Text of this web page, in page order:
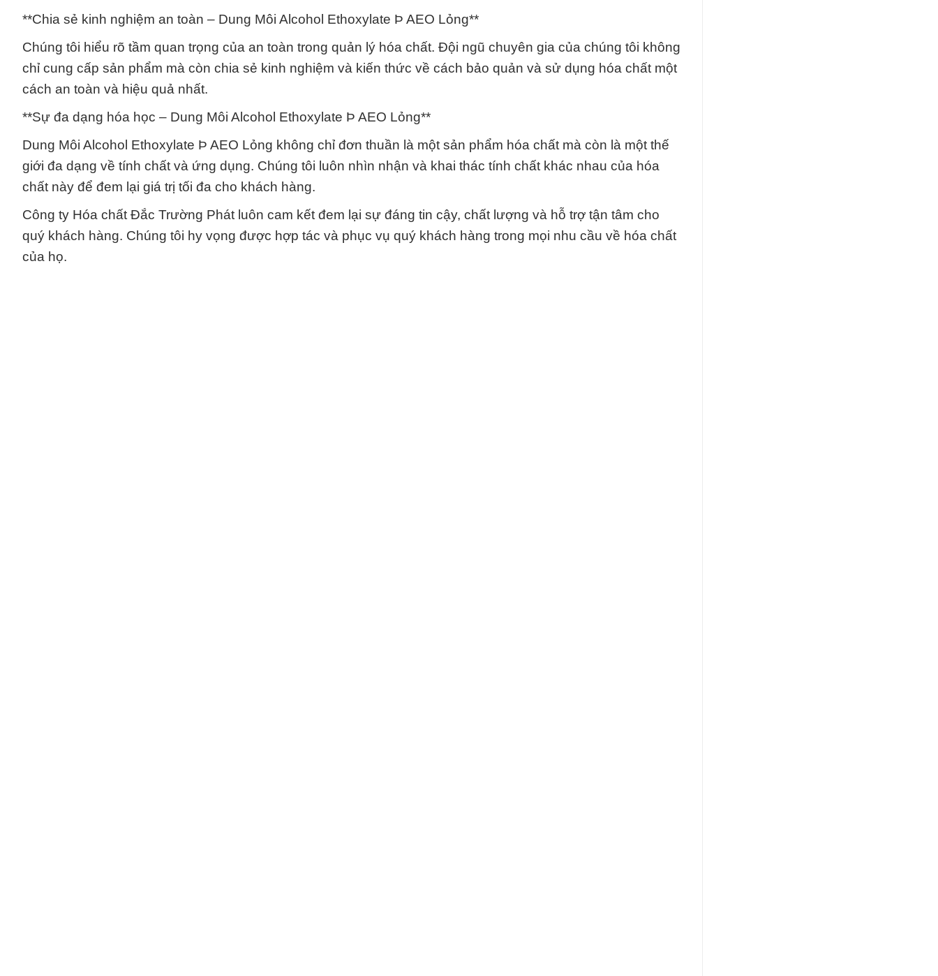
**Chia sẻ kinh nghiệm an toàn – Dung Môi Alcohol Ethoxylate Þ AEO Lỏng**
Chúng tôi hiểu rõ tầm quan trọng của an toàn trong quản lý hóa chất. Đội ngũ chuyên gia của chúng tôi không
chỉ cung cấp sản phẩm mà còn chia sẻ kinh nghiệm và kiến thức về cách bảo quản và sử dụng hóa chất một
cách an toàn và hiệu quả nhất.
**Sự đa dạng hóa học – Dung Môi Alcohol Ethoxylate Þ AEO Lỏng**
Dung Môi Alcohol Ethoxylate Þ AEO Lỏng không chỉ đơn thuần là một sản phẩm hóa chất mà còn là một thế
giới đa dạng về tính chất và ứng dụng. Chúng tôi luôn nhìn nhận và khai thác tính chất khác nhau của hóa
chất này để đem lại giá trị tối đa cho khách hàng.
Công ty Hóa chất Đắc Trường Phát luôn cam kết đem lại sự đáng tin cậy, chất lượng và hỗ trợ tận tâm cho
quý khách hàng. Chúng tôi hy vọng được hợp tác và phục vụ quý khách hàng trong mọi nhu cầu về hóa chất
của họ.